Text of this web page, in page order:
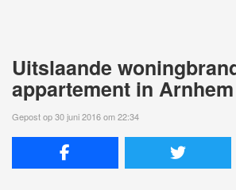
Uitslaande
appartement in Arnhem
Gepost op 30 juni 2016 om 22:34